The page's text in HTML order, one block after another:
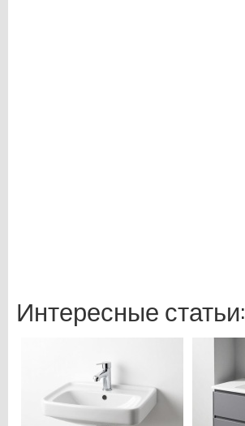
Интересные статьи: